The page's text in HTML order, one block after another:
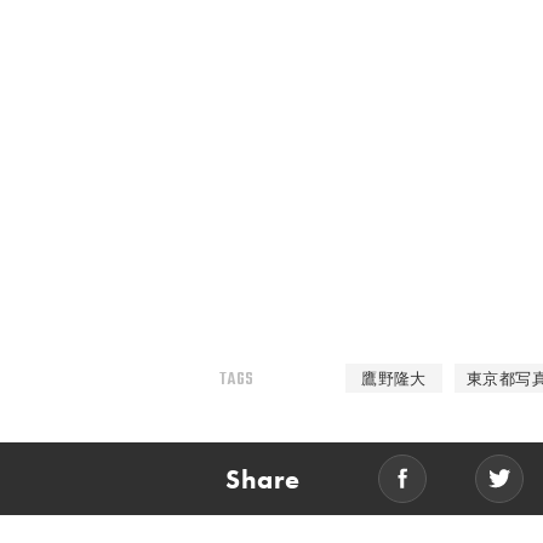
TAGS 鷹野隆大 東京都写
Share